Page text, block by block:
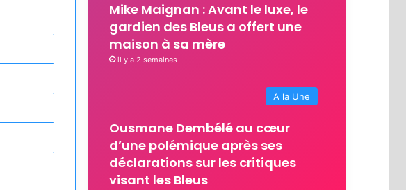
Mike Maignan : Avant le luxe, le
gardien des Bleus a offert une
maison à sa mère
il y a 2 semaines
A la Une
Ousmane Dembélé au cœur
d’une polémique après ses
déclarations sur les critiques
visant les Bleus